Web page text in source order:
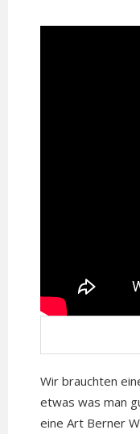
Wir brauchten
etwas was man
eine Art Berner